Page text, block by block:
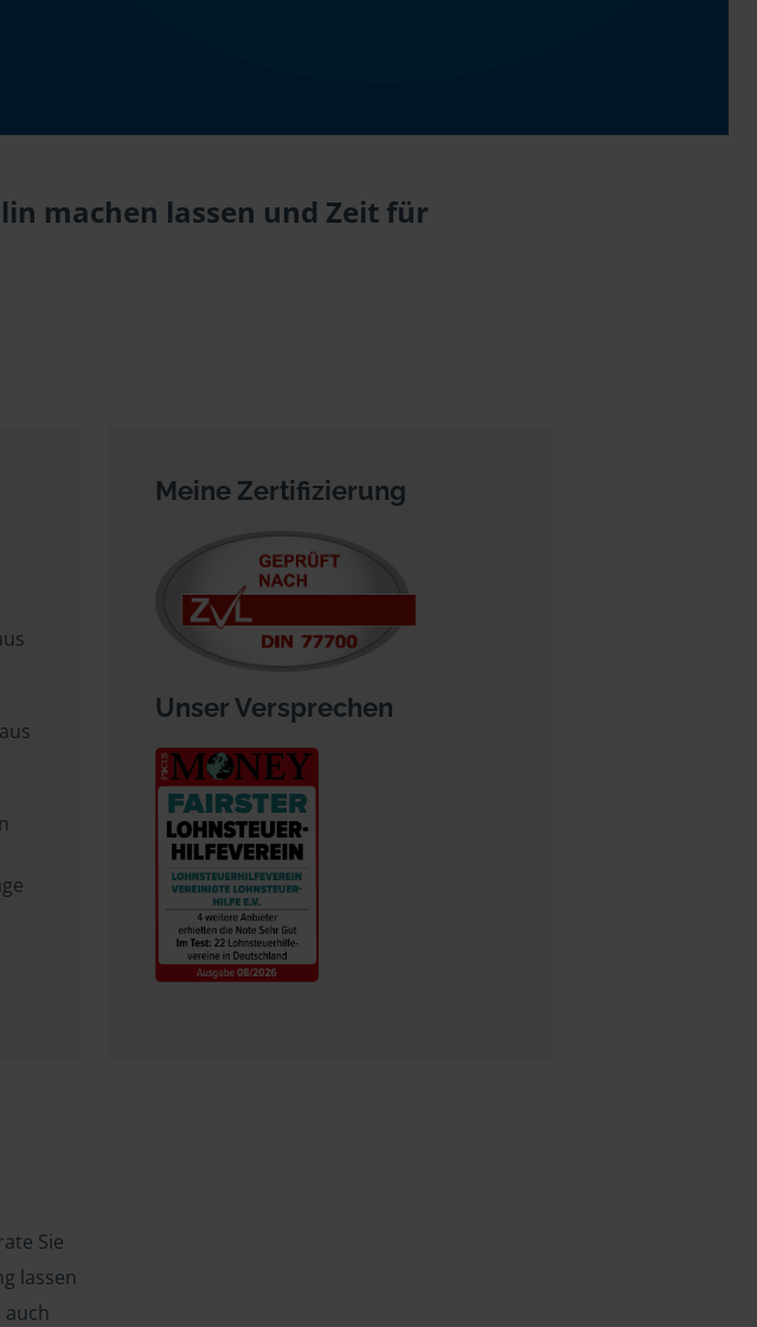
machen lassen und Zeit für
Meine Zertifizierung
Unser Versprechen
Sie
lassen
auch